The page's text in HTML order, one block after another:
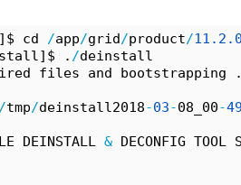
cd /app/grid/product/11. 2. 0
. /deinstall
files and bootstrapping
/tmp/deinstall2018-03-08_00-49
DEINSTALL & DECONFIG TOOL